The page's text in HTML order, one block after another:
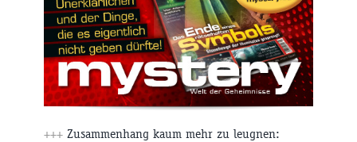
+++ Zusammenhang kaum mehr zu leugnen: